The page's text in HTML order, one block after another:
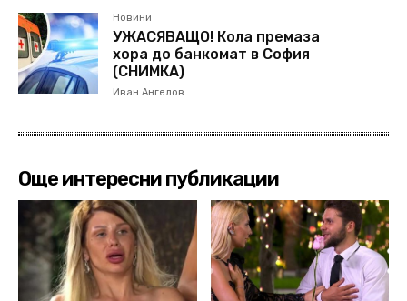
Новини
УЖАСЯВАЩО! Кола премаза
хора до банкомат в София
(СНИМКА)
Иван Ангелов
Още интересни публикации